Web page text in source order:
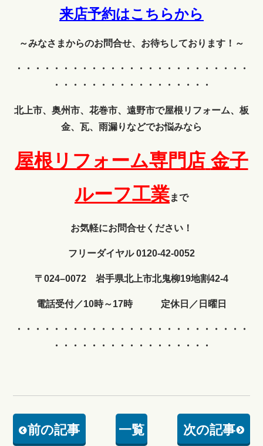
来店予約はこちらから
～みなさまからのお問合せ、お待ちしております！～
・・・・・・・・・・・・
・・・・・・・・・・・・・
・・・・・・・・・・・・・・・・・
北上市、奥州市、花巻市、遠野市で屋根リフォーム、板
金、瓦、雨漏りなどでお悩みなら
屋根リフォーム専門店 金子
ルーフ工業まで
お気軽にお問合せください！
フリーダイヤル 0120-42-0052
〒024–0072 岩手県北上市北鬼柳19地割42-4
電話受付／10時～17時 定休日／日曜日
・・・・・・・・・・・・
・・・・・・・・・・・・・
・・・・・・・・・・・・・・・・・
前の記事 一覧 次の記事